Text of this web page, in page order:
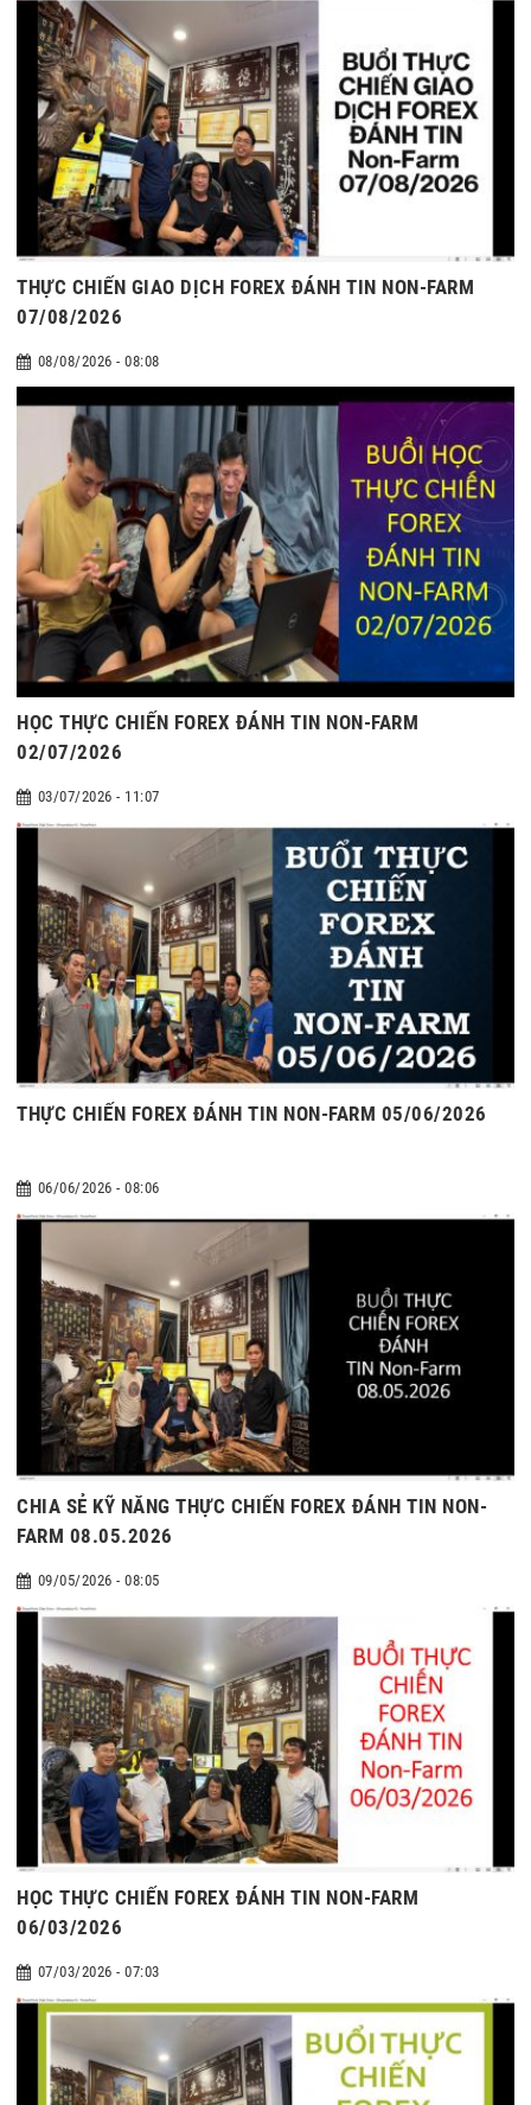
THỰC CHIẾN GIAO DỊCH FOREX ĐÁNH TIN NON-FARM
07/08/2026
08/08/2026 - 08:08
HỌC THỰC CHIẾN FOREX ĐÁNH TIN NON-FARM
02/07/2026
03/07/2026 - 11:07
THỰC CHIẾN FOREX ĐÁNH TIN NON-FARM 05/06/2026
06/06/2026 - 08:06
CHIA SẺ KỸ NĂNG THỰC CHIẾN FOREX ĐÁNH TIN NON-
FARM 08.05.2026
09/05/2026 - 08:05
HỌC THỰC CHIẾN FOREX ĐÁNH TIN NON-FARM
06/03/2026
07/03/2026 - 07:03